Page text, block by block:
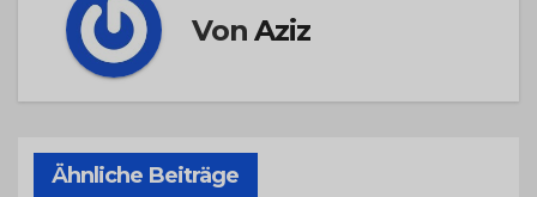
VonAziz
Ähnliche Beiträge